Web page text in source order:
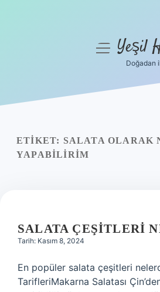
Yasal Uyarı
menüyüYeşil
Doğadan
ETIKET: SALATA OLARAK
YAPABILIRIM
SALATA ÇEŞITLERI
Tarih: Kasım 8, 2024
En popüler salata çeşitleri
TarifleriMakarna Salatası